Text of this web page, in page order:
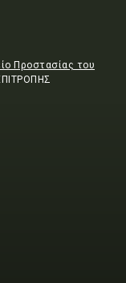
Προστασίας του